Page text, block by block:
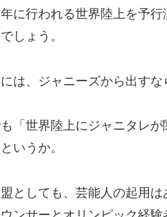
に行われる世界陸上を予
しょう。
は、ジャニーズから出すな
「世界陸上にジャニタレ
いうか。
としても、芸能人の起用